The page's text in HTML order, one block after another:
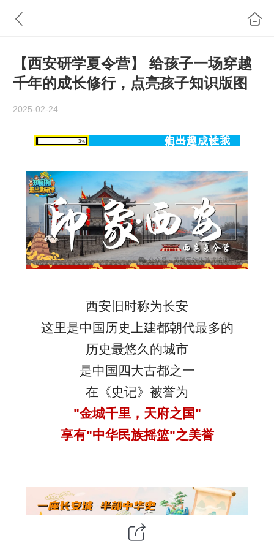
【西安研学夏令营】 给孩子一场穿越
千年的成长修行，点亮孩子知识版图
2025-02-24
走出趣，让我们一起成长！
西安旧时称为长安
这里是中国历史上建都朝代最多的
历史最悠久的城市
是中国四大古都之一
在 《史记》 被誉为
"金城千里，天府之国"
享有"中华民族摇篮"之美誉